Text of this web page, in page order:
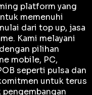
platform yang
memenuhi
dari top up, jasa
Kami melayani
pilihan
mobile, PC,
seperti pulsa dan
untuk terus